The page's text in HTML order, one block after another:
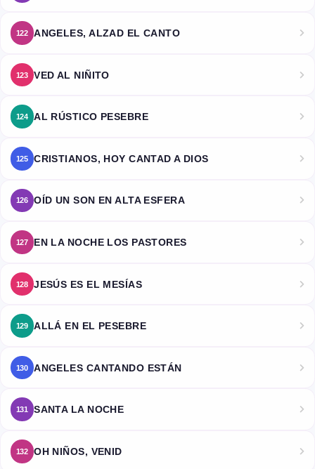
122 ANGELES, ALZAD EL CANTO
123 VED AL NIÑITO
124 AL RÚSTICO PESEBRE
125 CRISTIANOS, HOY CANTAD A DIOS
126 OÍD UN SON EN ALTA ESFERA
127 EN LA NOCHE LOS PASTORES
128 JESÚS ES EL MESÍAS
129 ALLÁ EN EL PESEBRE
130 ANGELES CANTANDO ESTÁN
131 SANTA LA NOCHE
132 OH NIÑOS, VENID